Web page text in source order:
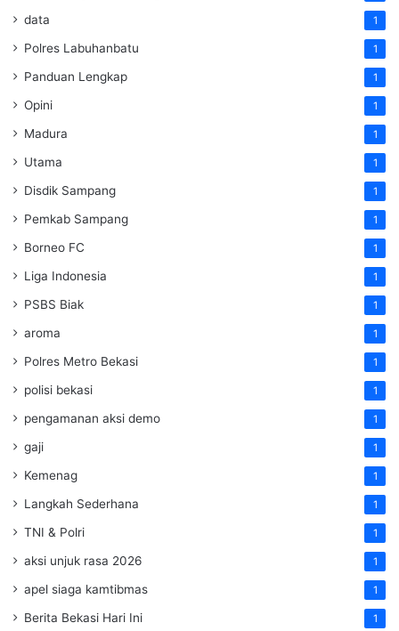
data 1
Polres Labuhanbatu 1
Panduan Lengkap 1
Opini 1
Madura 1
Utama 1
Disdik Sampang 1
Pemkab Sampang 1
Borneo FC 1
Liga Indonesia 1
PSBS Biak 1
aroma 1
Polres Metro Bekasi 1
polisi bekasi 1
pengamanan aksi demo 1
gaji 1
Kemenag 1
Langkah Sederhana 1
TNI & Polri 1
aksi unjuk rasa 2026 1
apel siaga kamtibmas 1
Berita Bekasi Hari Ini 1